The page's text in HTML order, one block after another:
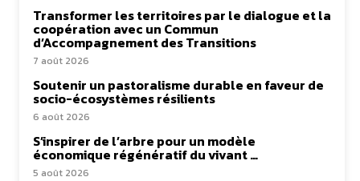
Transformer les territoires par le dialogue et la
coopération avec un Commun
d’Accompagnement des Transitions
7 août 2026
Soutenir un pastoralisme durable en faveur de
socio-écosystèmes résilients
6 août 2026
S’inspirer de l’arbre pour un modèle
économique régénératif du vivant …
5 août 2026